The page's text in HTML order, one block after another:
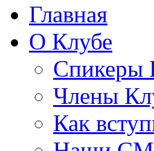
Главная
О Клубе
Спикеры
Члены
Как